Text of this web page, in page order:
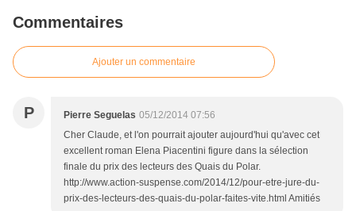
Commentaires
Ajouter un commentaire
P Pierre Seguelas 05/12/2014 07:56
Cher Claude, et l'on pourrait ajouter aujourd'hui qu'avec cet
excellent roman Elena Piacentini figure dans la sélection
finale du prix des lecteurs des Quais du Polar.
http://www.action-suspense.com/2014/12/pour-etre-jure-du-
prix-des-lecteurs-des-quais-du-polar-faites-vite.html Amitiés